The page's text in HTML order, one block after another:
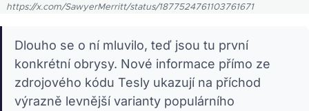
https://x.com/SawyerMerritt/status/1877524761103761671
Dlouho se o ní mluvilo, teď jsou tu první
konkrétní obrysy. Nové informace přímo ze
zdrojového kódu Tesly ukazují na příchod
výrazně levnější varianty populárního